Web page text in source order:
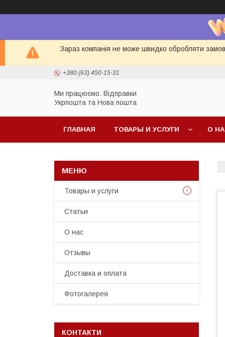
Зараз компанія не може швидко обробляти
+380 (63) 450-15-31
Ми працюємо. Відправки
Укрпошта та Нова пошта
ГЛАВНАЯ ТОВАРЫ И УСЛУГИ О
Товары и услуги
Статьи
О нас
Отзывы
Доставка и оплата
Фотогалерея
КОНТАКТИ